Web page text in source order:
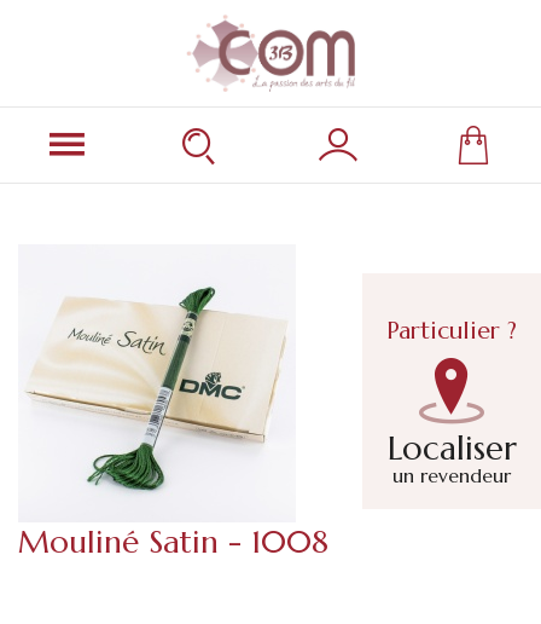
Particulier ?
Localiser
un revendeur
Mouliné Satin - 1008